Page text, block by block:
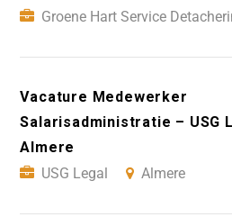
Groene Hart Service
Vacature Medewerker
Salarisadministratie – USG
Almere
USG Legal
Almere